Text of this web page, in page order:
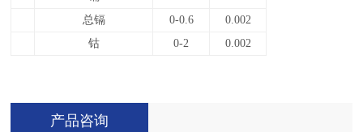
总镉
0-0.6
0.002
钴
0-2 0.002
产品咨询